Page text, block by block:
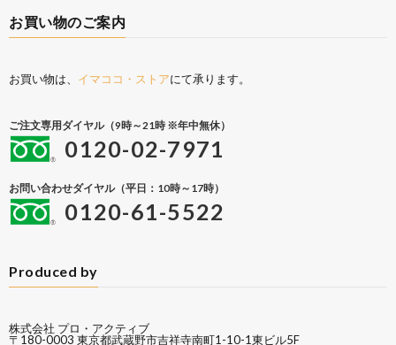
お買い物のご案内
お買い物は、 イマココ・ストアにて承ります。
ご注文専用ダイヤル（9時～21時 ※年中無休）
0120-02-7971
お問い合わせダイヤル（平日：10時～17時）
0120-61-5522
Produced by
株式会社 プロ・アクティブ
〒180-0003 東京都武蔵野市吉祥寺南町1-10-1東ビル5F